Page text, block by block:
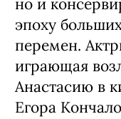
На Даше: